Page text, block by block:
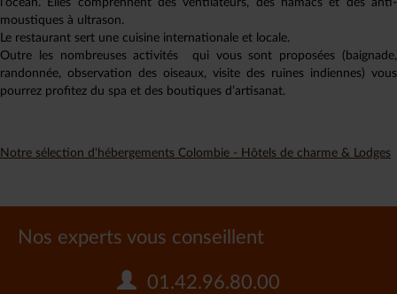
l’océan. Elles comprennent des ventilateurs, des hamacs et des anti-
moustiques à ultrason.
Le restaurant sert une cuisine internationale et locale.
Outre les nombreuses activités qui vous sont proposées (baignade,
randonnée, observation des oiseaux, visite des ruines indiennes) vous
pourrez profitez du spa et des boutiques d’artisanat.
Notre sélection d'hébergements Colombie - Hôtels de charme & Lodges
Nos experts vous conseillent
01.42.96.80.00